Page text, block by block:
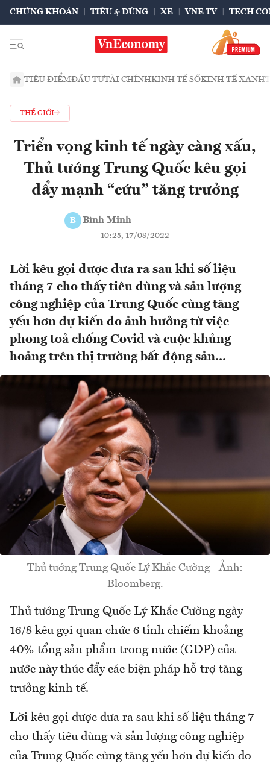
CHỨNG KHOÁN TIÊU & DÙNG XE VNE TV TECH
TIÊU ĐIỂMĐẦU TƯTÀI CHÍNHKINH TẾ SỐKINH TẾ XANH
THẾ GIỚI
Triển vọng kinh tế ngày càng xấu,
Thủ tướng Trung Quốc kêu gọi
đẩy mạnh “cứu” tăng trưởng
B Bình Minh
10:25, 17/08/2022
Lời kêu gọi được đưa ra sau khi số liệu
tháng 7 cho thấy tiêu dùng và sản lượng
công nghiệp của Trung Quốc cùng tăng
yếu hơn dự kiến do ảnh hưởng từ việc
phong toả chống Covid và cuộc khủng
hoảng trên thị trường bất động sản...
Thủ tướng Trung Quốc Lý Khắc Cường - Ảnh:
Bloomberg.
Thủ tướng Trung Quốc Lý Khắc Cường ngày
16/8 kêu gọi quan chức 6 tỉnh chiếm khoảng
40% tổng sản phẩm trong nước (GDP) của
nước này thúc đẩy các biện pháp hỗ trợ tăng
trưởng kinh tế.
Lời kêu gọi được đưa ra sau khi số liệu tháng 7
cho thấy tiêu dùng và sản lượng công nghiệp
của Trung Quốc cùng tăng yếu hơn dự kiến do